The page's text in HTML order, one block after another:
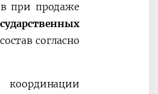
при продаже
согласно
координации